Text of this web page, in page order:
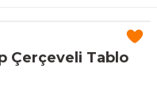
Çerçeveli Tablo